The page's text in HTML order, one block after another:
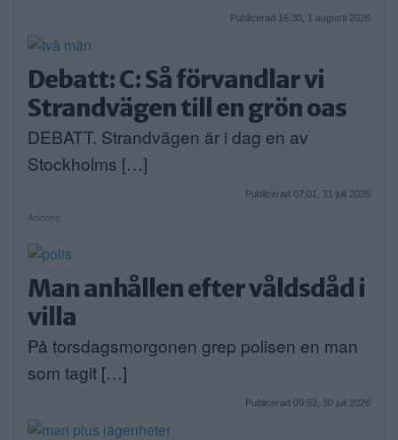
Publicerad 16:30, 1 augusti 2026
Debatt: C: Så förvandlar vi
Strandvägen till en grön oas
DEBATT. Strandvägen är i dag en av
Stockholms […]
Publicerad 07:01, 31 juli 2026
Annons:
Man anhållen efter våldsdåd i
villa
På torsdagsmorgonen grep polisen en man
som tagit […]
Publicerad 09:53, 30 juli 2026